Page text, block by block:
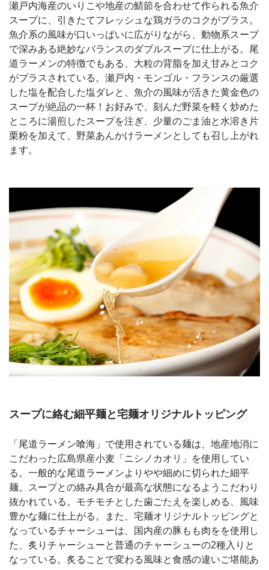
瀬戸内海産のいりこや地産の鯖節を合わせて作られる魚介
スープに、引きたてフレッシュな鶏ガラのコクがプラス。
魚介系の風味が口いっぱいに広がりながら、動物系スープ
で深みある絶妙なバランスのダブルスープに仕上がる。尾
道ラーメンの特徴でもある、大粒の背脂を加え甘みとコク
がプラスされている。瀬戸内・モンゴル・フランスの厳選
した塩を配合した塩ダレと、魚介の風味が活きた黄金色の
スープが絶品の一杯！お好みで、刻んだ野菜を軽く炒めた
ところに湯煎したスープを注ぎ、少量のごま油と水溶き片
栗粉を加えて、野菜あんかけラーメンとしても召し上がれ
ます。
スープに絡む細平麺と宅麺オリジナルトッピング
「尾道ラーメン喰海」で使用されている麺は、地産地消に
こだわった広島県産小麦「ニシノカオリ」を使用してい
る。一般的な尾道ラーメンよりやや細めに切られた細平
麺。スープとの絡み具合が最高な状態になるようこだわり
抜かれている。モチモチとした歯ごたえを楽しめる、風味
豊かな麺に仕上がる。また、宅麺オリジナルトッピングと
なっているチャーシューは、国内産の豚もも肉をを使用し
た、炙りチャーシューと普通のチャーシューの2種入りと
なっている。炙ることで変わる風味と食感の違いご堪能あ